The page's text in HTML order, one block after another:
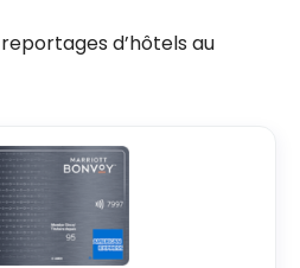
d’hôtels au